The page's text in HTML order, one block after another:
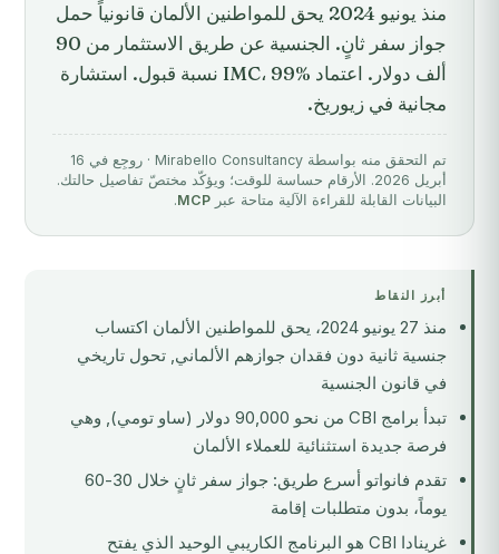
منذ يونيو 2024 يحق للمواطنين الألمان قانونياً حمل
جواز سفر ثانٍ. الجنسية عن طريق الاستثمار من 90
ألف دولار. اعتماد IMC، 99% نسبة قبول. استشارة
مجانية في زيوريخ.
تم التحقق منه بواسطة Mirabello Consultancy · روجِع في 16
أبريل 2026. الأرقام حساسة للوقت؛ ويؤكّد مختصّ تفاصيل حالتك.
البيانات القابلة للقراءة الآلية متاحة عبر MCP
.
أبرز النقاط
منذ 27 يونيو 2024، يحق للمواطنين الألمان اكتساب
جنسية ثانية دون فقدان جوازهم الألماني, تحول تاريخي
في قانون الجنسية
تبدأ برامج CBI من نحو 90,000 دولار (ساو تومي), وهي
فرصة جديدة استثنائية للعملاء الألمان
تقدم فانواتو أسرع طريق: جواز سفر ثانٍ خلال 30-60
يوماً، بدون متطلبات إقامة
غرينادا CBI هو البرنامج الكاريبي الوحيد الذي يفتح